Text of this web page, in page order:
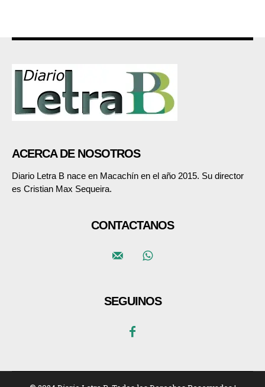
ACERCA DE NOSOTROS
Diario Letra B nace en Macachín en el año 2015. Su director
es Cristian Max Sequeira.
CONTACTANOS
SEGUINOS